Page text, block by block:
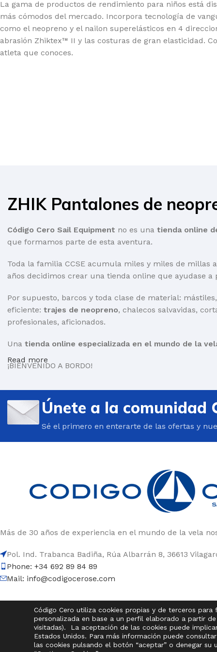
La gama de productos de rendimiento para niños está
más cómodos del mercado. Incorpora tecnología de
como el neopreno y el nailon superelásticos en 4
abrasión Zhiktex™ II y las costuras de gran elasticidad.
atleta que conoces.
ZHIK Pantalones de
Código Cero Sail Equipment no es una tienda online
que formamos parte de esta aventura.
Toda la familia CCSE acumula miles y miles de millas
años decidimos crear una tienda online que ayudase
Por supuesto, barcos y toda clase de material:
eficiente: trajes de neopreno, chalecos salvavidas,
profesionales, aficionados.
Una tienda online especializada en el mundo de la
¡BIENVENIDO A BORDO!
Read more
Únete a la comunidad
Sé el primero en enterarte de las ofertas y
Más de 30 años de experiencia en el mundo de la vela
Pol. Ind. Trabanca Badiña, Rúa Albarrán 8, 36613
Phone: +34 692 89 84 89
Mail: info@codigocerose.com
© Código Cero Sail Equipment
Código Cero utiliza cookies propias y de terceros
personalizada en base a un perfil elaborado a partir
visitadas). La aceptación de las cookies puede
Estados Unidos. Para más información puede
las cookies pulsando el botón “aceptar” o denegar su